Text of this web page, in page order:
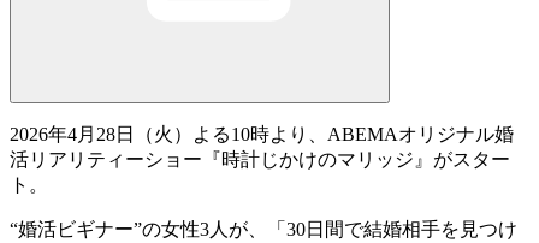
2026年4月28日（火）よる10時より、ABEMAオリジナル婚
活リアリティーショー 『時計じかけのマリッジ 』 がスター
ト。
“婚活ビギナー”の女性3人が、「30日間で結婚相手を見つけ